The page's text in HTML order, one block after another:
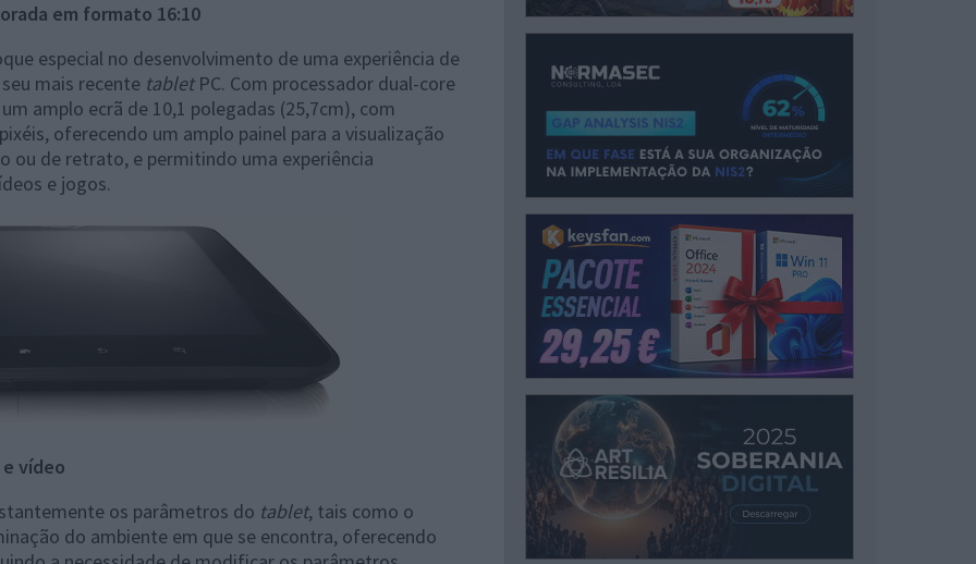
em formato 16:10
especial no desenvolvimento de uma experiência de
mais recente tabletPC. Com processador dual-core
amplo ecrã de 10,1 polegadas (25,7cm), com
oferecendo um amplo painel para a visualização
ou de retrato, e permitindo uma experiência
e jogos.
vídeo
os parâmetros do tablet, tais como o
do ambiente em que se encontra, oferecendo